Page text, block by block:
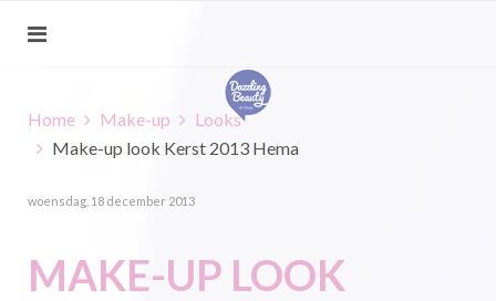
Home Make-up
Looks
Make-up look Kerst 2013 Hema
woensdag, 18 december 2013
MAKE-UP LOOK